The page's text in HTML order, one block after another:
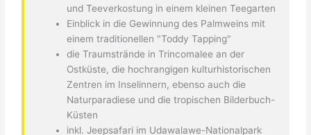
und Teeverkostung in einem kleinen Teegarten
Einblick in die Gewinnung des Palmweins mit
einem traditionellen "Toddy Tapping"
die Traumstrände in Trincomalee an der
Ostküste, die hochrangigen kulturhistorischen
Zentren im Inselinnern, ebenso auch die
Naturparadiese und die tropischen Bilderbuch-
Küsten
inkl. Jeepsafari im Udawalawe-Nationalpark